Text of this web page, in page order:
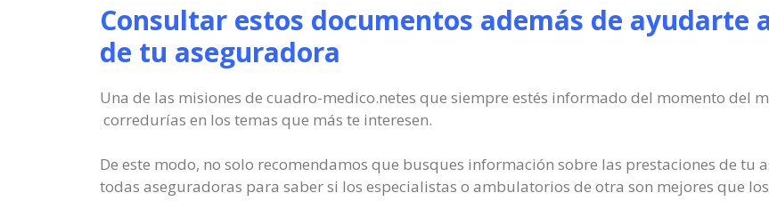
Consultar estos documentos además de ayudarte
de tu aseguradora
Una de las misiones de cuadro-medico.netes que siempre estés informado del momento del
corredurías en los temas que más te interesen.
De este modo, no solo recomendamos que busques información sobre las prestaciones de
todas aseguradoras para saber si los especialistas o ambulatorios de otra son mejores que